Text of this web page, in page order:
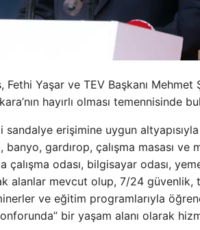
Fethi Yaşar ve TEV Başkanı
hayırlı olması temennisinde
erişimine uygun
gardırop, çalışma masası ve
çalışma odası, bilgisayar odası,
alanlar mevcut olup, 7/24
ve eğitim programlarıyla
bir yaşam alanı olarak